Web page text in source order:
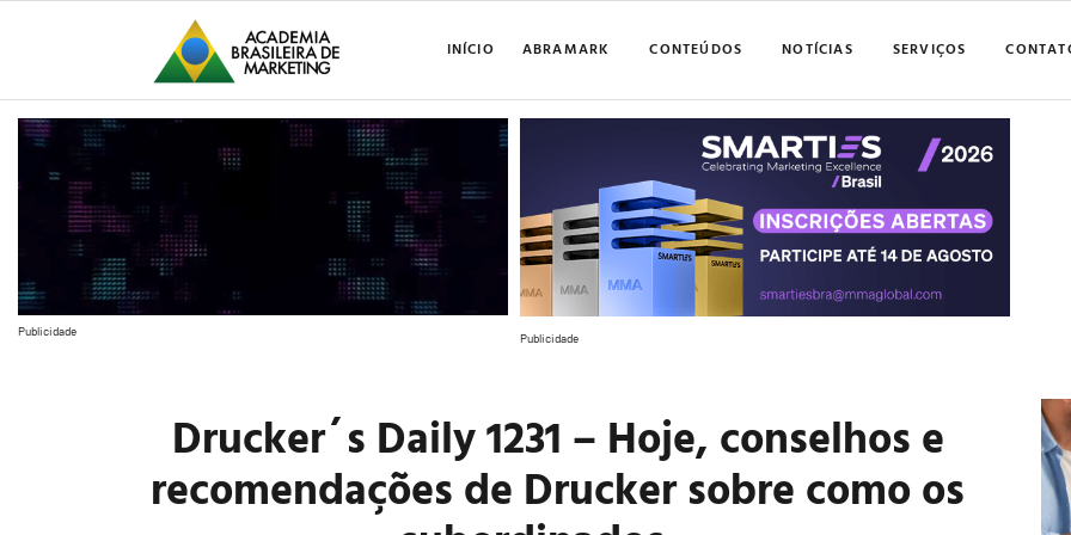
INÍCIO ABRAMARK CONTEÚDOS NOTÍCIAS SERVIÇOS
Publicidade Publicidade
Drucker´s Daily 1231 – Hoje, conselhos e
recomendações de Drucker sobre como os